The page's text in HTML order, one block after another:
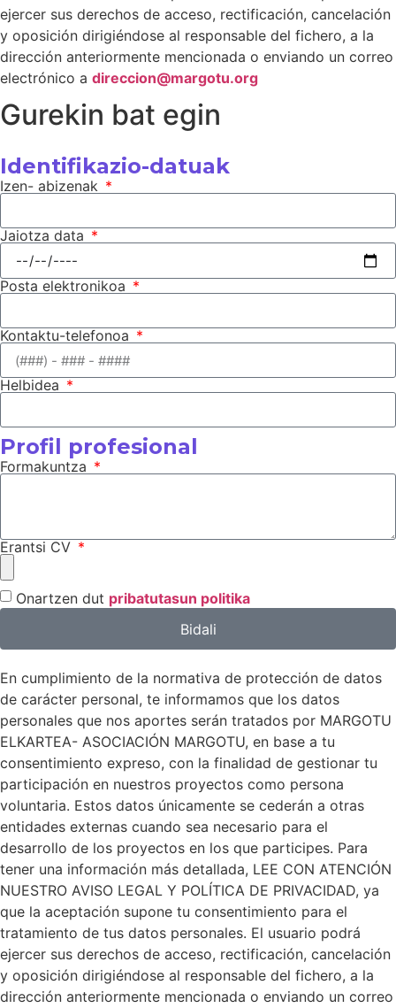
ejercer sus derechos de acceso, rectificación, cancelación
y oposición dirigiéndose al responsable del fichero, a la
dirección anteriormente mencionada o enviando un correo
electrónico a direccion@margotu.org
Gurekin bat egin
Identifikazio-datuak
Izen- abizenak
Jaiotza data
Posta elektronikoa
Kontaktu-telefonoa
Helbidea
Profil profesional
Formakuntza
Erantsi CV
Onartzen dut pribatutasun politika
Bidali
En cumplimiento de la normativa de protección de datos
de carácter personal, te informamos que los datos
personales que nos aportes serán tratados por MARGOTU
ELKARTEA- ASOCIACIÓN MARGOTU, en base a tu
consentimiento expreso, con la finalidad de gestionar tu
participación en nuestros proyectos como persona
voluntaria. Estos datos únicamente se cederán a otras
entidades externas cuando sea necesario para el
desarrollo de los proyectos en los que participes. Para
tener una información más detallada, LEE CON ATENCIÓN
NUESTRO AVISO LEGAL Y POLÍTICA DE PRIVACIDAD, ya
que la aceptación supone tu consentimiento para el
tratamiento de tus datos personales. El usuario podrá
ejercer sus derechos de acceso, rectificación, cancelación
y oposición dirigiéndose al responsable del fichero, a la
dirección anteriormente mencionada o enviando un correo